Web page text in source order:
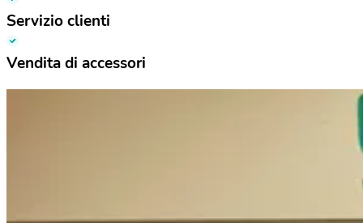
Servizio clienti
Vendita di accessori